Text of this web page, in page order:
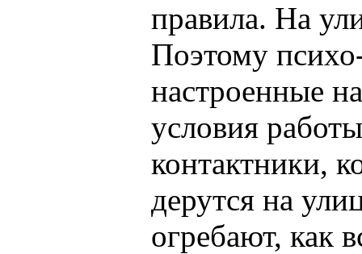
правила. На
Поэтому
настроенные
условия
контактники,
дерутся на
огребают, как